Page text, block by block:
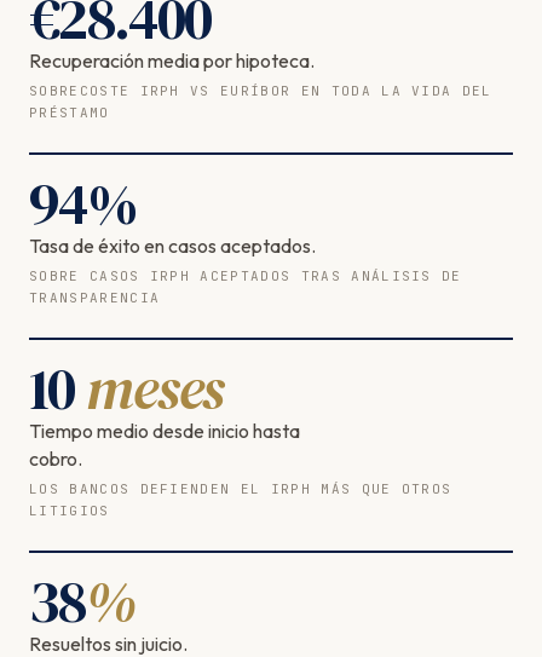
€28.400
Recuperación media por hipoteca.
SOBRECOSTE IRPH VS EURÍBOR EN TODA LA VIDA DEL
PRÉSTAMO
94%
Tasa de éxito en casos aceptados.
SOBRE CASOS IRPH ACEPTADOS TRAS ANÁLISIS DE
TRANSPARENCIA
10meses
Tiempo medio desde inicio hasta
cobro.
LOS BANCOS DEFIENDEN EL IRPH MÁS QUE OTROS
LITIGIOS
38%
Resueltos sin juicio.